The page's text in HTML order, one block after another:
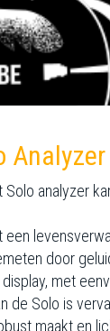
Analyzer
analyzer
een
door
display, met
de Solo is
maakt en